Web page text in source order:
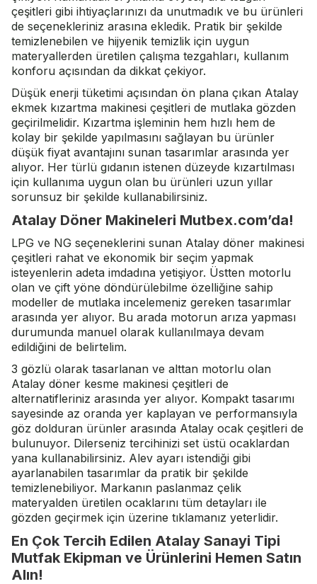
çeşitleri gibi ihtiyaçlarınızı da unutmadık ve bu ürünleri
de seçenekleriniz arasına ekledik. Pratik bir şekilde
temizlenebilen ve hijyenik temizlik için uygun
materyallerden üretilen çalışma tezgahları, kullanım
konforu açısından da dikkat çekiyor.
Düşük enerji tüketimi açısından ön plana çıkan Atalay
ekmek kızartma makinesi çeşitleri de mutlaka gözden
geçirilmelidir. Kızartma işleminin hem hızlı hem de
kolay bir şekilde yapılmasını sağlayan bu ürünler
düşük fiyat avantajını sunan tasarımlar arasında yer
alıyor. Her türlü gıdanın istenen düzeyde kızartılması
için kullanıma uygun olan bu ürünleri uzun yıllar
sorunsuz bir şekilde kullanabilirsiniz.
Atalay Döner Makineleri Mutbex.com’da!
LPG ve NG seçeneklerini sunan Atalay döner makinesi
çeşitleri rahat ve ekonomik bir seçim yapmak
isteyenlerin adeta imdadına yetişiyor. Üstten motorlu
olan ve çift yöne döndürülebilme özelliğine sahip
modeller de mutlaka incelemeniz gereken tasarımlar
arasında yer alıyor. Bu arada motorun arıza yapması
durumunda manuel olarak kullanılmaya devam
edildiğini de belirtelim.
3 gözlü olarak tasarlanan ve alttan motorlu olan
Atalay döner kesme makinesi çeşitleri de
alternatifleriniz arasında yer alıyor. Kompakt tasarımı
sayesinde az oranda yer kaplayan ve performansıyla
göz dolduran ürünler arasında Atalay ocak çeşitleri de
bulunuyor. Dilerseniz tercihinizi set üstü ocaklardan
yana kullanabilirsiniz. Alev ayarı istendiği gibi
ayarlanabilen tasarımlar da pratik bir şekilde
temizlenebiliyor. Markanın paslanmaz çelik
materyalden üretilen ocaklarını tüm detayları ile
gözden geçirmek için üzerine tıklamanız yeterlidir.
En Çok Tercih Edilen Atalay Sanayi Tipi
Mutfak Ekipman ve Ürünlerini Hemen Satın
Alın!